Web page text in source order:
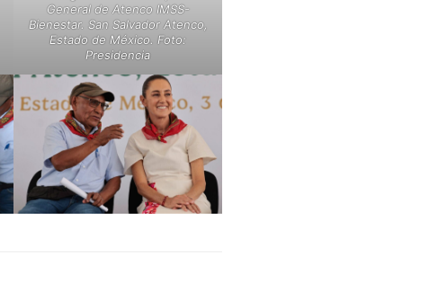
General de Atenco IMSS-
Bienestar. San Salvador Atenco,
Estado de México. Foto:
Presidencia